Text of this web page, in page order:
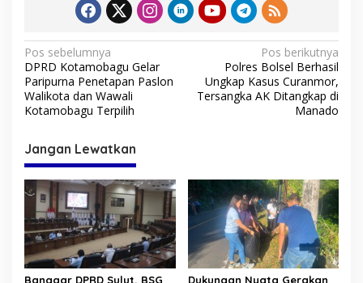
N
a
v
i
g
a
s
i
p
o
Pos sebelumnya
DPRD Kotamobagu Gelar
Paripurna Penetapan Paslon
Walikota dan Wawali
Kotamobagu Terpilih
Pos berikutnya
Polres Bolsel Berhasil
Ungkap Kasus Curanmor,
Tersangka AK Ditangkap di
Manado
Jangan Lewatkan
Banggar DPRD Sulut, BSG
Dukungan Nyata Gerakan